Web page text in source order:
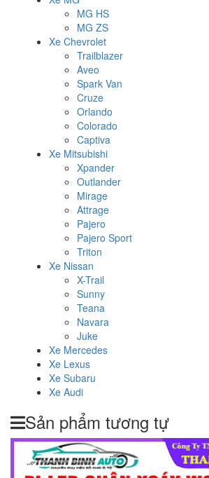
MG HS
MG ZS
Xe Chevrolet
Trailblazer
Aveo
Spark Van
Cruze
Orlando
Colorado
Captiva
Xe Mitsubishi
Xpander
Outlander
Mirage
Attrage
Pajero
Pajero Sport
Triton
Xe Nissan
X-Trail
Sunny
Teana
Navara
Juke
Xe Mercedes
Xe Lexus
Xe Subaru
Xe Audi
Sản phẩm tương tự